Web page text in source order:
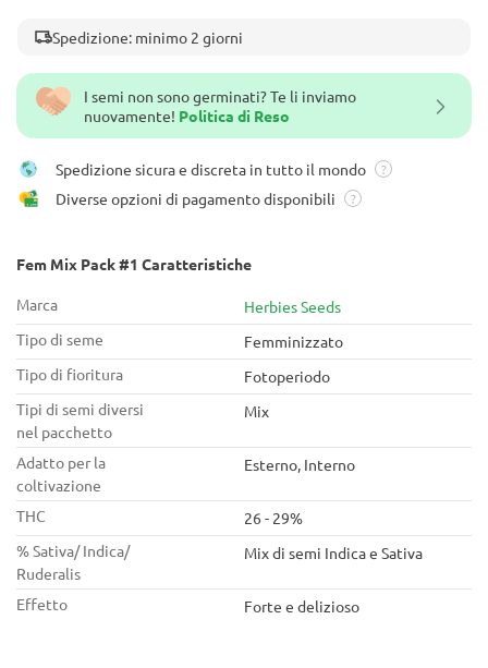
I semi non sono germinati? Te li inviamo
nuovamente! Politica di Reso
Spedizione sicura e discreta in tutto il mondo ?
Diverse opzioni di pagamento disponibili ?
Fem Mix Pack #1 Caratteristiche
Marca
Herbies Seeds
Tipo di seme
Femminizzato
Tipo di fioritura
Fotoperiodo
Tipi di semi diversi
nel pacchetto
Mix
Adatto per la
coltivazione
Esterno, Interno
THC
26 - 29%
% Sativa/ Indica/
Ruderalis
Mix di semi Indica e Sativa
Effetto Forte e delizioso
Spedizione: minimo 2 giorni